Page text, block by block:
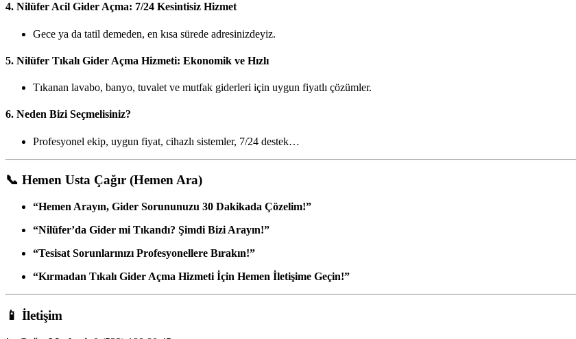
4. Nilüfer Acil Gider Açma: 7/24 Kesintisiz Hizmet
Gece ya da tatil demeden, en kısa sürede adresinizdeyiz.
5. Nilüfer Tıkalı Gider Açma Hizmeti: Ekonomik ve Hızlı
Tıkanan lavabo, banyo, tuvalet ve mutfak giderleri için uygun fiyatlı çözümler.
6. Neden Bizi Seçmelisiniz?
Profesyonel ekip, uygun fiyat, cihazlı sistemler, 7/24 destek…
📞 Hemen Usta Çağır (Hemen Ara)
“Hemen Arayın, Gider Sorununuzu 30 Dakikada Çözelim!”
“Nilüfer’da Gider mi Tıkandı? Şimdi Bizi Arayın!”
“Tesisat Sorunlarınızı Profesyonellere Bırakın!”
“Kırmadan Tıkalı Gider Açma Hizmeti İçin Hemen İletişime Geçin!”
📱 İletişim